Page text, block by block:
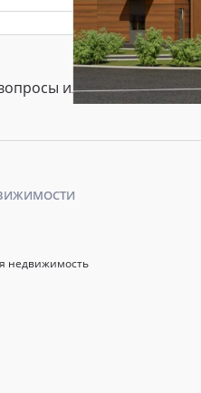
или предложения?
недвижимость